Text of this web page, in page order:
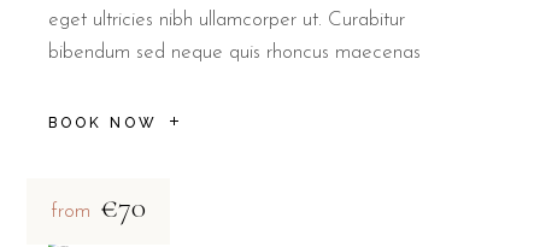
eget ultricies nibh ullamcorper ut. Curabitur
bibendum sed neque quis rhoncus maecenas
BOOK NOW
from €70